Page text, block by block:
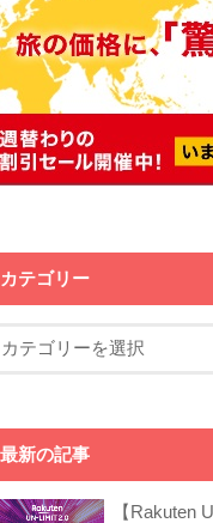
カテゴリー
最新の記事
【Rakuten